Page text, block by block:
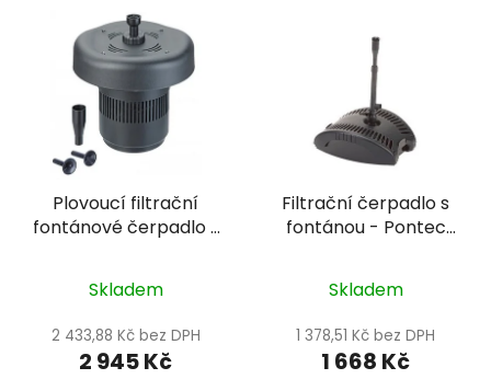
Plovoucí filtrační
fontánové čerpadlo s
3000
Skladem
2 433,88 Kč bez DPH
2 945 Kč
Filtrační čerpadlo s
fontánou - Pontec
Skladem
1 378,51 Kč bez DPH
1 668 Kč